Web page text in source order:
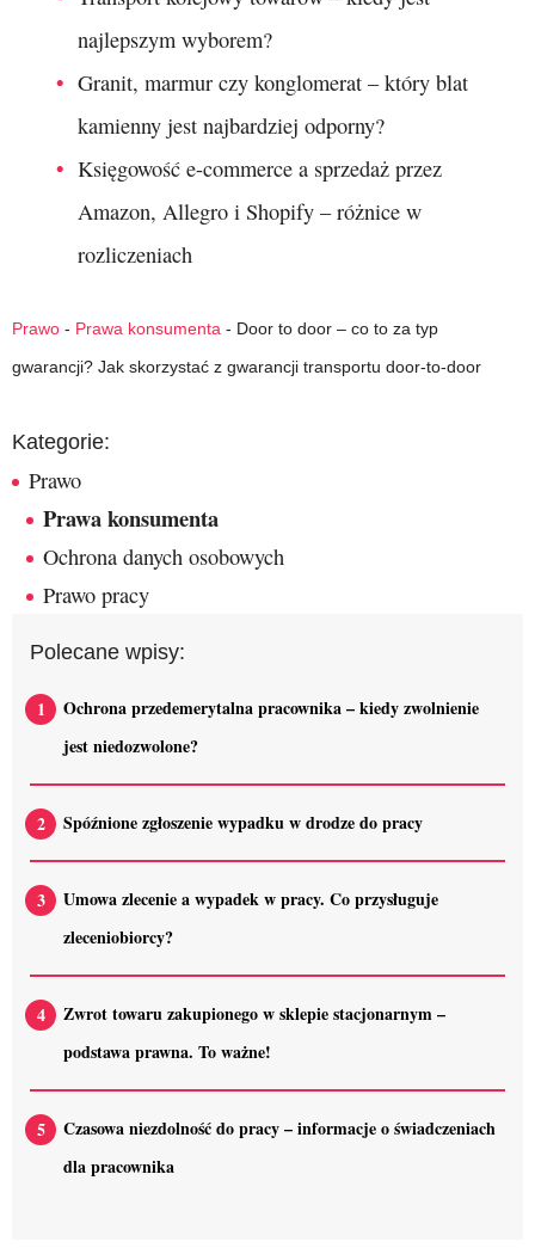
najlepszym wyborem?
Granit, marmur czy konglomerat – który blat
kamienny jest najbardziej odporny?
Księgowość e-commerce a sprzedaż przez
Amazon, Allegro i Shopify – różnice w
rozliczeniach
Prawo - Prawa konsumenta - Door to door – co to za typ
gwarancji? Jak skorzystać z gwarancji transportu door-to-door
Kategorie:
Prawo
Prawa konsumenta
Ochrona danych osobowych
Prawo pracy
Polecane wpisy:
Ochrona przedemerytalna pracownika – kiedy zwolnienie
jest niedozwolone?
Spóźnione zgłoszenie wypadku w drodze do pracy
Umowa zlecenie a wypadek w pracy. Co przysługuje
zleceniobiorcy?
Zwrot towaru zakupionego w sklepie stacjonarnym –
podstawa prawna. To ważne!
Czasowa niezdolność do pracy – informacje o świadczeniach
dla pracownika